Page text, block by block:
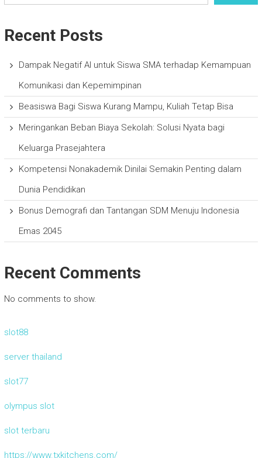
Recent Posts
Dampak Negatif AI untuk Siswa SMA terhadap Kemampuan
Komunikasi dan Kepemimpinan
Beasiswa Bagi Siswa Kurang Mampu, Kuliah Tetap Bisa
Meringankan Beban Biaya Sekolah: Solusi Nyata bagi
Keluarga Prasejahtera
Kompetensi Nonakademik Dinilai Semakin Penting dalam
Dunia Pendidikan
Bonus Demografi dan Tantangan SDM Menuju Indonesia
Emas 2045
Recent Comments
No comments to show.
slot88
server thailand
slot77
olympus slot
slot terbaru
https://www.txkitchens.com/